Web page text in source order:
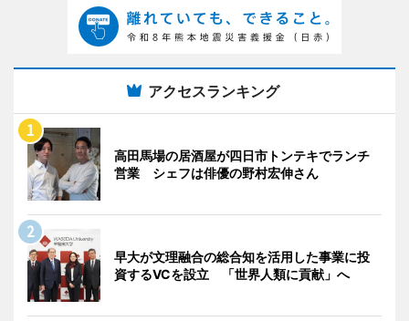
アクセスランキング
高田馬場の居酒屋が四日市トンテキでランチ
営業 シェフは俳優の野村宏伸さん
早大が文理融合の総合知を活用した事業に投
資するVCを設立 「世界人類に貢献」へ